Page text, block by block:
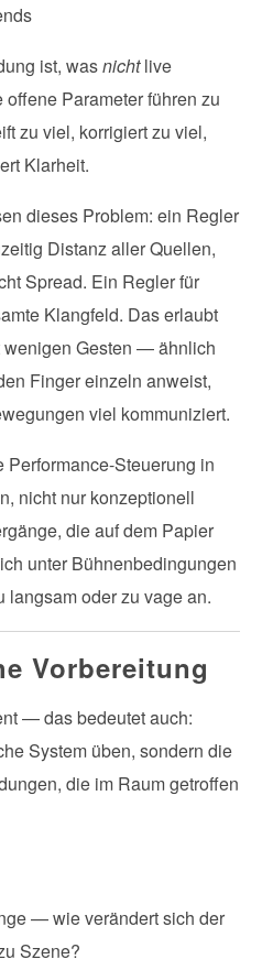
ist, wasnichtlive
Parameter führen zu
zu viel, korrigiert zu viel,
Klarheit.
dieses Problem: ein Regler
Distanz aller Quellen,
Spread. Ein Regler für
Klangfeld. Das erlaubt
Gesten — ähnlich
Finger einzeln anweist,
viel kommuniziert.
Steuerung in
nicht nur konzeptionell
die auf dem Papier
unter Bühnenbedingungen
langsam oder zu vage an.
Vorbereitung
— das bedeutet auch:
System üben, sondern die
die im Raum getroffen
— wie verändert sich der
Szene?